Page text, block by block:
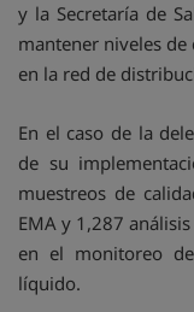
y la Secretaría de
mantener niveles
en la red de
En el caso de la
de su
muestreos de
EMA y 1,287
en el monitoreo
líquido.